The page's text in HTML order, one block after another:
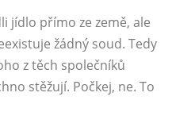
jídlo přímo ze země, ale
žádný soud. Tedy
z těch společníků
stěžují. Počkej, ne. To